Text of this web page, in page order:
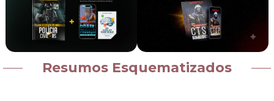
Resumos Esquematizados